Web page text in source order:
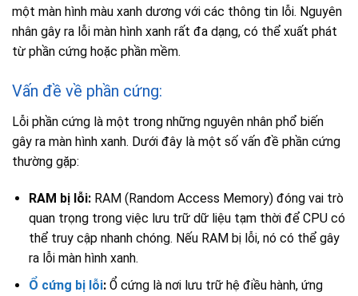
một màn hình màu xanh dương với các thông tin lỗi. Nguyên
nhân gây ra lỗi màn hình xanh rất đa dạng, có thể xuất phát
từ phần cứng hoặc phần mềm.
Vấn đề về phần cứng:
Lỗi phần cứng là một trong những nguyên nhân phổ biến
gây ra màn hình xanh. Dưới đây là một số vấn đề phần cứng
thường gặp:
RAM bị lỗi:RAM (Random Access Memory) đóng vai trò
quan trọng trong việc lưu trữ dữ liệu tạm thời để CPU có
thể truy cập nhanh chóng. Nếu RAM bị lỗi, nó có thể gây
ra lỗi màn hình xanh.
Ổ cứng bị lỗi:Ổ cứng là nơi lưu trữ hệ điều hành, ứng